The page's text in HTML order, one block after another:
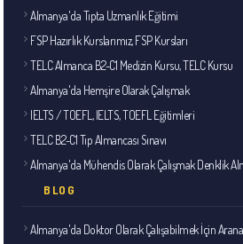
Almanya'da Tıpta Uzmanlık Eğitimi
FSP Hazırlık Kurslarımız, FSP Kursları
TELC Almanca B2-C1 Medizin Kursu, TELC Kursu
Almanya'da Hemşire Olarak Çalışmak
IELTS / TOEFL, IELTS, TOEFL Eğitimleri
TELC B2-C1 Tıp Almancası Sınavı
Almanya'da Mühendis Olarak Çalışmak Denklik
BLOG
Almanya'da Doktor Olarak Çalışabilmek İçin